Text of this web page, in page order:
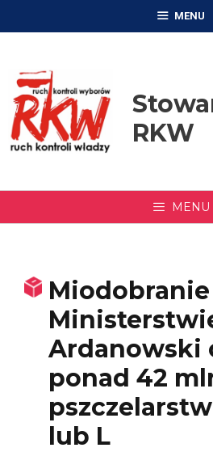
MENU
RKW
MENU
Ardanowski
ponad 42
lub L